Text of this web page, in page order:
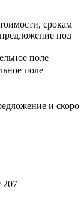
срокам
под
поле
поле
и скоро
207